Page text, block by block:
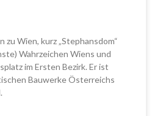
zu Wien, kurz „Stephansdom“
Wahrzeichen Wiens und
im Ersten Bezirk. Er ist
Bauwerke Österreichs